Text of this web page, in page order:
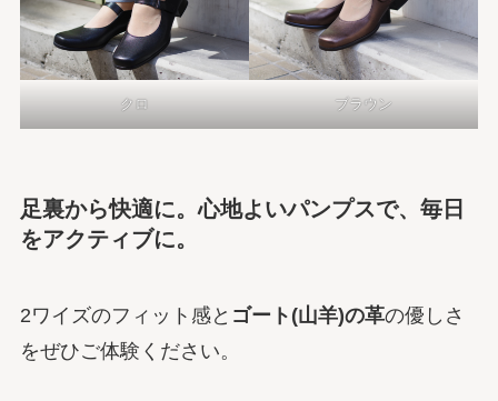
クロ ブラウン
足裏から快適に。心地よいパンプスで、毎日
をアクティブに。
2ワイズのフィット感と ゴート(山羊)の革の優しさ
をぜひご体験ください。